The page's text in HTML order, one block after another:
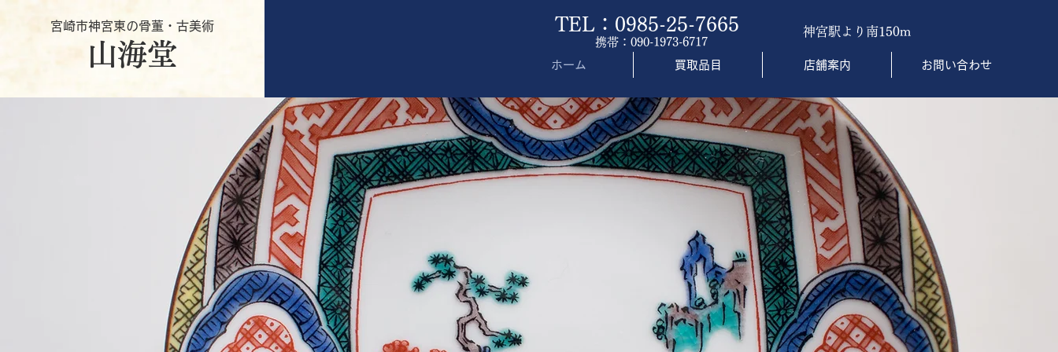
宮崎市神宮東の骨董・古美術
山海堂
TEL：0985-25-7665
携帯：090-1973-6717
神宮駅より南150m
ホーム 買取品目 店舗案内 お問い合わせ